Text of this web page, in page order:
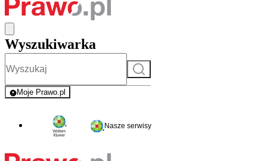
Wyszukiwarka
Szukaj
Moje Prawo.pl
- rejestracja i logowanie do serwisu
Nasze serwisy